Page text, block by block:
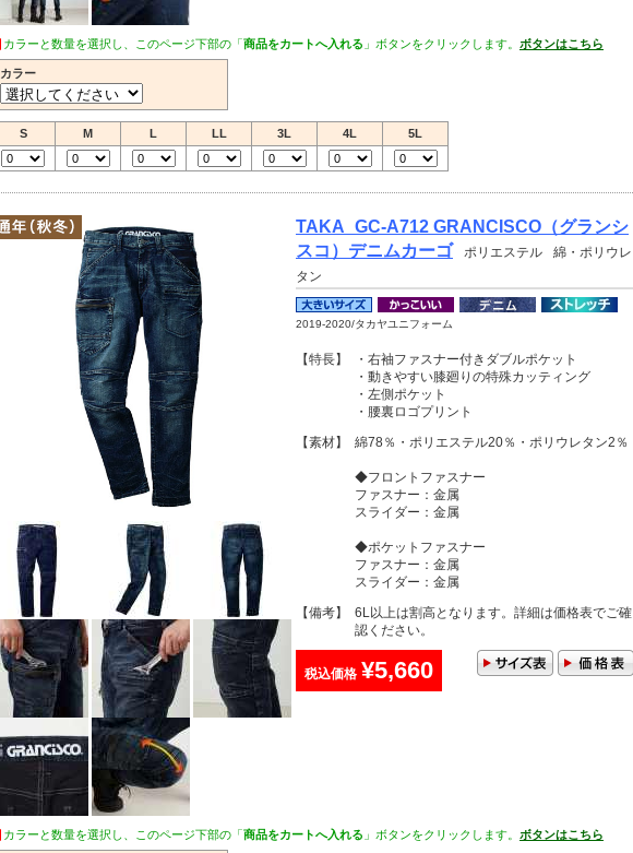
カラーと数量を選択し、このページ下部の「商品をカートへ入れる 」ボタンをクリックします。 ボタンはこちら
カラー
S M L LL 3L 4L 5L
TAKA_GC-A712 GRANCISCO（グランシ
スコ）デニムカーゴ
ポリエステル
綿・ポリウレ
タン
2019-2020/タカヤユニフォーム
【特長】
・右袖ファスナー付きダブルポケット
・動きやすい膝廻りの特殊カッティング
・左側ポケット
・腰裏ロゴプリント
【素材】
綿78％・ポリエステル20％・ポリウレタン2％
◆フロントファスナー
ファスナー：金属
スライダー：金属
◆ポケットファスナー
ファスナー：金属
スライダー：金属
【備考】
6L以上は割高となります。詳細は価格表でご確
認ください。
税込価格 ¥5,660
カラーと数量を選択し、このページ下部の「商品をカートへ入れる 」ボタンをクリックします。 ボタンはこちら